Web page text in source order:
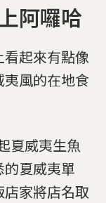
阿囉哈
起來有點像
風的在地食
夏威夷生魚
夏威夷單
家將店名取